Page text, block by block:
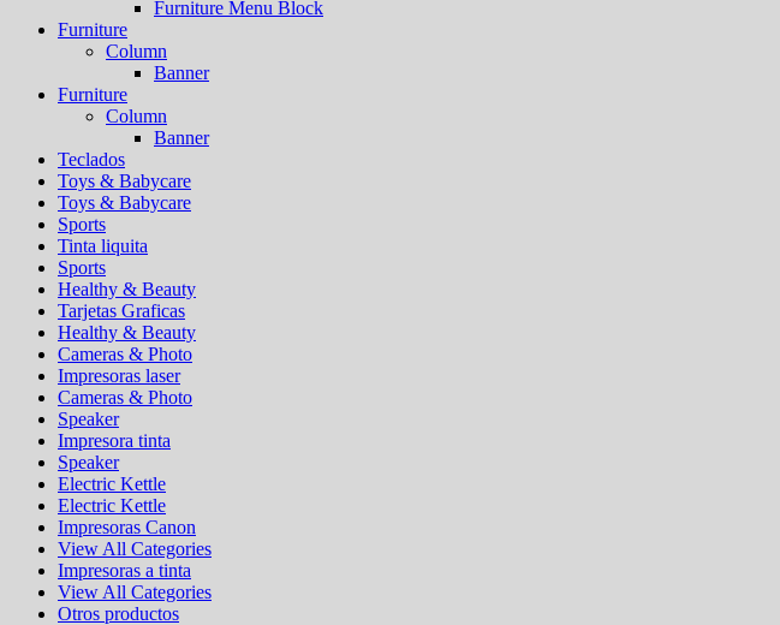
Furniture Menu Block
Furniture
Column
Banner
Furniture
Column
Banner
Teclados
Toys & Babycare
Toys & Babycare
Sports
Tinta liquita
Sports
Healthy & Beauty
Tarjetas Graficas
Healthy & Beauty
Cameras & Photo
Impresoras laser
Cameras & Photo
Speaker
Impresora tinta
Speaker
Electric Kettle
Electric Kettle
Impresoras Canon
View All Categories
Impresoras a tinta
View All Categories
Otros productos